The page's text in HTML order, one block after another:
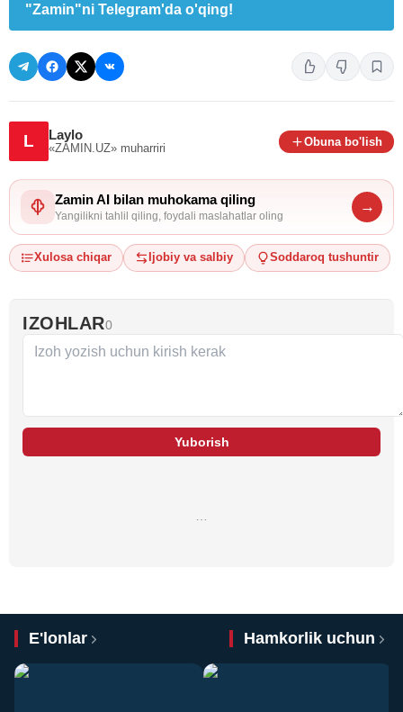
"Zamin"ni Telegram'da o'qing!
L Laylo
«ZAMIN.UZ» muharriri
Obuna bo'lish
Zamin AI bilan muhokama qiling
Yangilikni tahlil qiling, foydali maslahatlar oling
→
Xulosa chiqar Ijobiy va salbiy Soddaroq tushuntir
IZOHLAR0
Yuborish
E'lonlar Hamkorlik uchun